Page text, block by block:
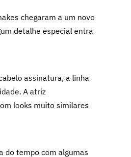
chegaram a um novo
detalhe especial entra
assinatura, a linha
A atriz
looks muito similares
do tempo com algumas